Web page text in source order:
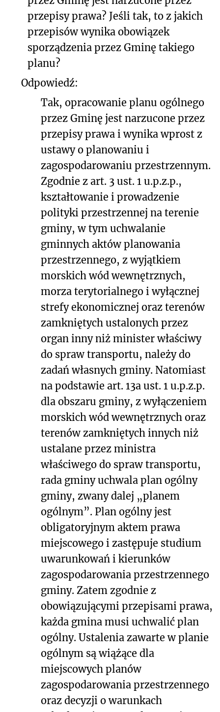
przepisy prawa? Jeśli tak, to z jakich
przepisów wynika obowiązek
sporządzenia przez Gminę takiego
planu?
Odpowiedź:
Tak, opracowanie planu ogólnego
przez Gminę jest narzucone przez
przepisy prawa i wynika wprost z
ustawy o planowaniu i
zagospodarowaniu przestrzennym.
Zgodnie z art. 3 ust. 1 u.p.z.p.,
kształtowanie i prowadzenie
polityki przestrzennej na terenie
gminy, w tym uchwalanie
gminnych aktów planowania
przestrzennego, z wyjątkiem
morskich wód wewnętrznych,
morza terytorialnego i wyłącznej
strefy ekonomicznej oraz terenów
zamkniętych ustalonych przez
organ inny niż minister właściwy
do spraw transportu, należy do
zadań własnych gminy. Natomiast
na podstawie art. 13a ust. 1 u.p.z.p.
dla obszaru gminy, z wyłączeniem
morskich wód wewnętrznych oraz
terenów zamkniętych innych niż
ustalane przez ministra
właściwego do spraw transportu,
rada gminy uchwala plan ogólny
gminy, zwany dalej „planem
ogólnym”. Plan ogólny jest
obligatoryjnym aktem prawa
miejscowego i zastępuje studium
uwarunkowań i kierunków
zagospodarowania przestrzennego
gminy. Zatem zgodnie z
obowiązującymi przepisami prawa,
każda gmina musi uchwalić plan
ogólny. Ustalenia zawarte w planie
ogólnym są wiążące dla
miejscowych planów
zagospodarowania przestrzennego
oraz decyzji o warunkach